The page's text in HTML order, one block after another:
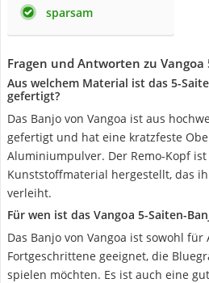
sparsam
Fragen und Antworten zu Vangoa
Aus welchem Material ist das 5-
gefertigt?
Das Banjo von Vangoa ist aus
gefertigt und hat eine kratzfeste
Aluminiumpulver. Der Remo-Kopf
Kunststoffmaterial hergestellt, das
verleiht.
Für wen ist das Vangoa 5-Saiten-
Das Banjo von Vangoa ist sowohl
Fortgeschrittene geeignet, die
spielen möchten. Es ist auch eine